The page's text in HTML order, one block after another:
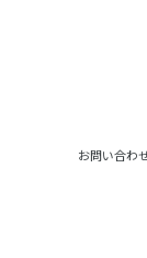
お問い合わ